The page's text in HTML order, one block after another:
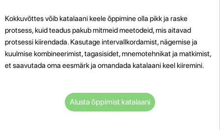
Kokkuvõttes võib katalaani keele õppimine olla pikk ja raske
protsess, kuid teadus pakub mitmeid meetodeid, mis aitavad
protsessi kiirendada. Kasutage intervallkordamist, nägemise ja
kuulmise kombineerimist, tagasisidet, mnemotehnikat ja matkimist,
et saavutada oma eesmärk ja omandada katalaani keel kiiremini.
Alusta õppimist katalaani